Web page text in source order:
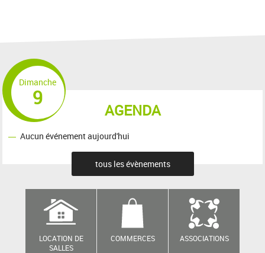
AGENDA
Dimanche
9
Aucun événement aujourd'hui
tous les évènements
LOCATION DE
SALLES
COMMERCES ASSOCIATIONS